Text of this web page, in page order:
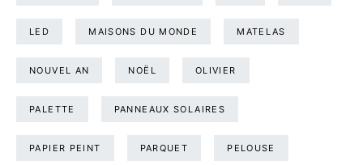
LED MAISONS DU MONDE MATELAS
NOUVEL AN NOËL OLIVIER
PALETTE PANNEAUX SOLAIRES
PAPIER PEINT PARQUET PELOUSE